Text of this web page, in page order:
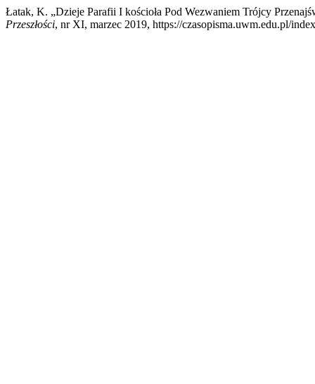
Łatak, K. „Dzieje Parafii I kościoła Pod Wezwaniem Trójcy
Przeszłości, nr XI, marzec 2019, https://czasopisma.uwm.edu.pl/